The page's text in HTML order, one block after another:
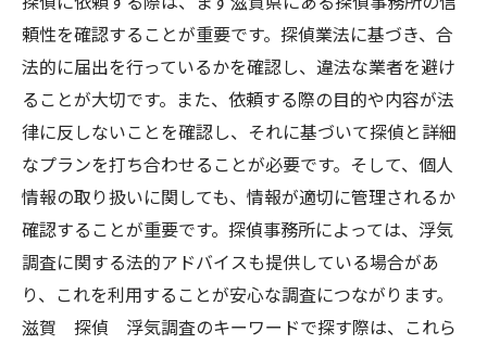
頼性を確認することが重要です。探偵業法に基づき、合
法的に届出を行っているかを確認し、違法な業者を避け
ることが大切です。また、依頼する際の目的や内容が法
律に反しないことを確認し、それに基づいて探偵と詳細
なプランを打ち合わせることが必要です。そして、個人
情報の取り扱いに関しても、情報が適切に管理されるか
確認することが重要です。探偵事務所によっては、浮気
調査に関する法的アドバイスも提供している場合があ
り、これを利用することが安心な調査につながります。
滋賀 探偵 浮気調査のキーワードで探す際は、これら